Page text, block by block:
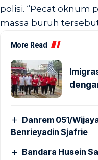
polisi. “Pecat oknum
massa buruh
More Read
Danrem 051/
Benrieyadin Sjafrie
Bandara Husein